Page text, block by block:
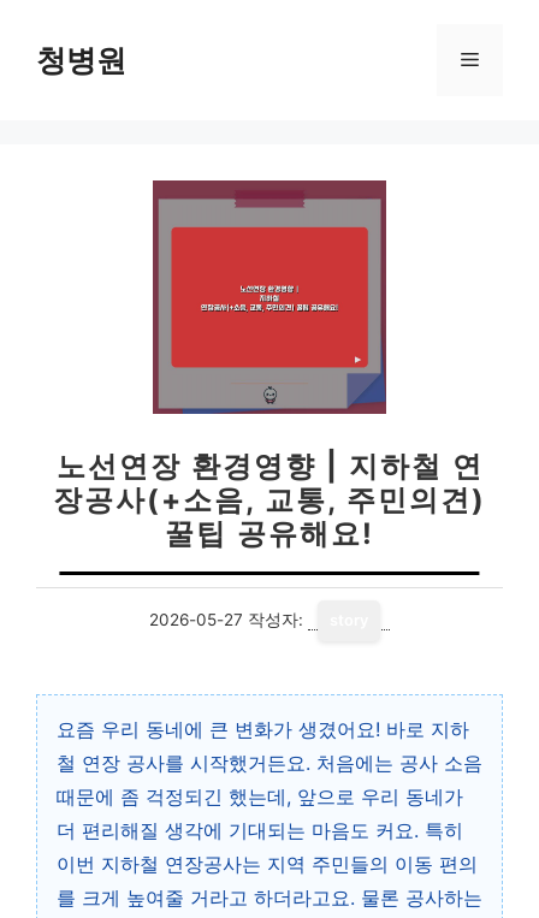
청병원 메
노선연장 환경영향 | 지하철 연
장공사(+소음, 교통, 주민의견)
꿀팁 공유해요!
2026-05-27 작성자:
요즘 우리 동네에 큰 변화가 생겼어요! 바로 지하
철 연장 공사를 시작했거든요. 처음에는 공사 소음
때문에 좀 걱정되긴 했는데, 앞으로 우리 동네가
더 편리해질 생각에 기대되는 마음도 커요. 특히
이번 지하철 연장공사는 지역 주민들의 이동 편의
를 크게 높여줄 거라고 하더라고요. 물론 공사하는